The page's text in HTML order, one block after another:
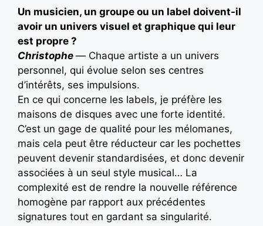
Un musicien, un groupe ou un label doivent-il
avoir un univers visuel et graphique qui leur
est propre ?
Christophe —Chaque artiste a un univers
personnel, qui évolue selon ses centres
d’intérêts, ses impulsions.
En ce qui concerne les labels, je préfère les
maisons de disques avec une forte identité.
C’est un gage de qualité pour les mélomanes,
mais cela peut être réducteur car les pochettes
peuvent devenir standardisées, et donc devenir
associées à un seul style musical… La
complexité est de rendre la nouvelle référence
homogène par rapport aux précédentes
signatures tout en gardant sa singularité.